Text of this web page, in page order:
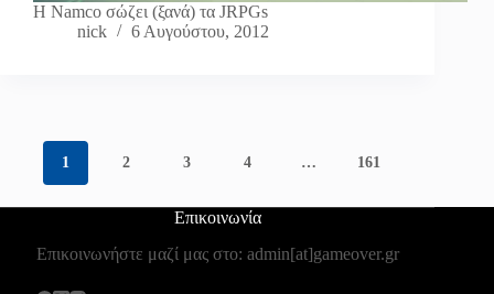
H Namco σώζει (ξανά) τα JRPGs
nick
6 Αυγούστου, 2012
1 2 3 4 … 161
Επικοινωνία
Επικοινωνήστε μαζί μας στο: admin[at]gameover.gr